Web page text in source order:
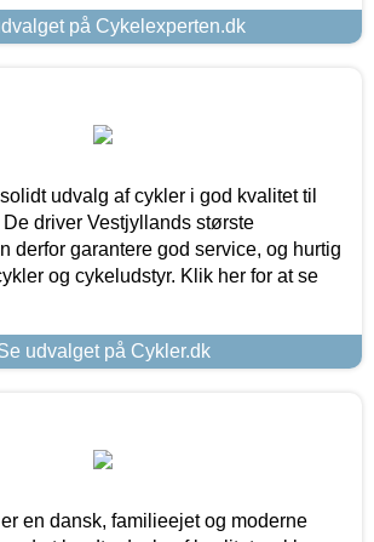
på Cykelexperten.dk
udvalg af cykler i god kvalitet til
driver Vestjyllands største
derfor garantere god service, og hurtig
og cykeludstyr. Klik her for at se
udvalget på Cykler.dk
en dansk, familieejet og moderne